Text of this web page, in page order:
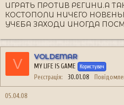
ИГРАТЬ ПРОТИВ РЕГИНИ.А
КОСТОПОЛИ НИЧЕГО
УЧЕБА ЗАХОДИ ИНОГДА
V VOLDEMAR
MY LIFE IS GAME Користувач
Реєстрація 30.01.08
05.04.08